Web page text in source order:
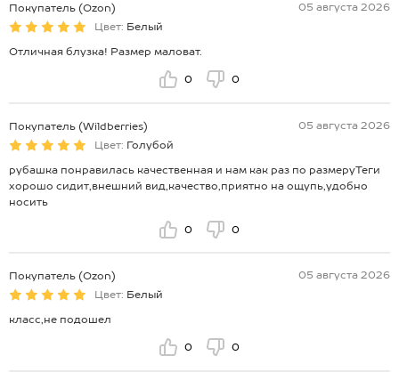
Покупатель (Ozon)
05 августа 2026
Цвет: Белый
Отличная блузка! Размер маловат.
0 0
Покупатель (Wildberries)
05 августа 2026
Цвет: Голубой
рубашка понравилась качественная и нам как раз по размеруТеги
хорошо сидит,внешний вид,качество,приятно на ощупь,удобно
носить
0 0
Покупатель (Ozon)
05 августа 2026
Цвет: Белый
класс,не подошел
0 0